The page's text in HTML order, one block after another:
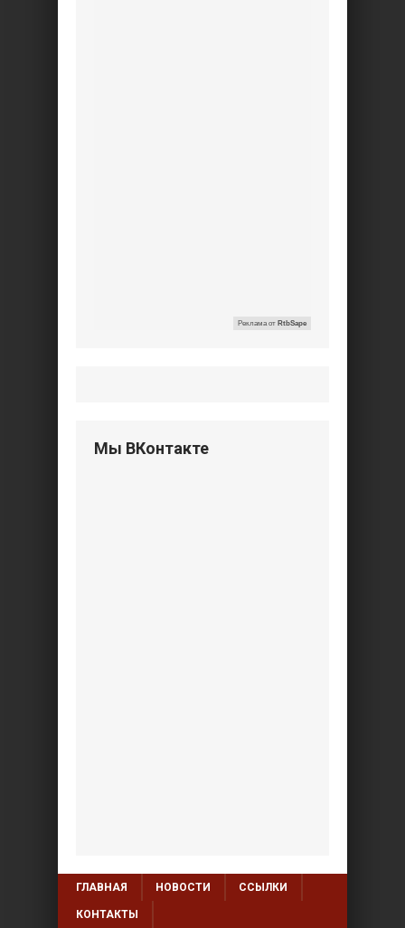
Реклама от RtbSape
Мы ВКонтакте
ГЛАВНАЯ НОВОСТИ ССЫЛКИ
КОНТАКТЫ